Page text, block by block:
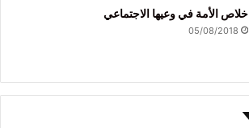
خلاص الأمة في وعيها الاجتماعي
05/08/2018